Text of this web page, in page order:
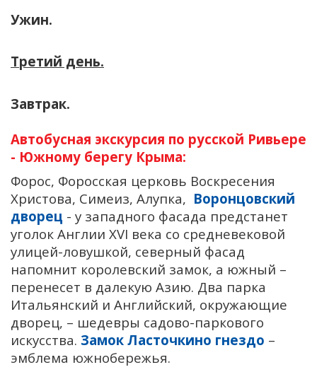
Ужин.
Третий день.
Завтрак.
Автобусная экскурсия по русской Ривьере
- Южному берегу Крыма:
Форос, Форосская церковь Воскресения
Христова, Симеиз, Алупка, Воронцовский
дворец - у западного фасада предстанет
уголок Англии XVI века со средневековой
улицей-ловушкой, северный фасад
напомнит королевский замок, а южный –
перенесет в далекую Азию. Два парка
Итальянский и Английский, окружающие
дворец, – шедевры садово-паркового
искусства. Замок Ласточкино гнездо –
эмблема южнобережья.